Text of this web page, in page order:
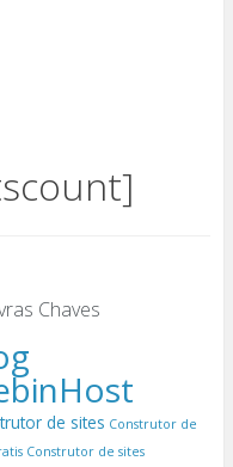
Chaves
de sites Construtor de
Construtor de sites